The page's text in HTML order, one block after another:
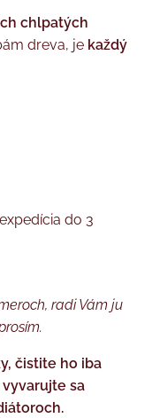
chlpatých
dreva, je každý
do 3
radi Vám ju
čistite ho iba
sa